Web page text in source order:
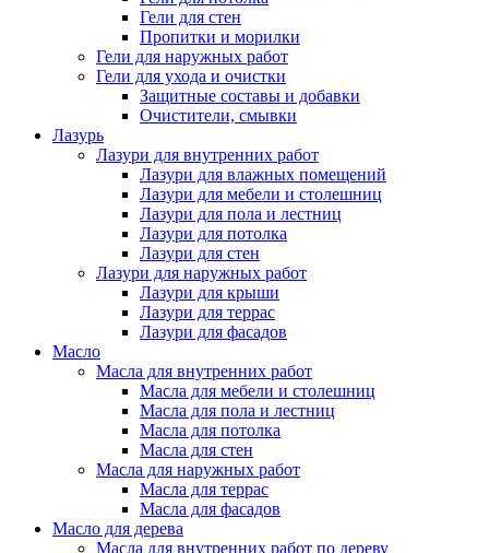
Гели для стен
Пропитки и морилки
Гели для наружных работ
Гели для ухода и очистки
Защитные составы и добавки
Очистители, смывки
Лазурь
Лазури для внутренних работ
Лазури для влажных помещений
Лазури для мебели и столешниц
Лазури для пола и лестниц
Лазури для потолка
Лазури для стен
Лазури для наружных работ
Лазури для крыши
Лазури для террас
Лазури для фасадов
Масло
Масла для внутренних работ
Масла для мебели и столешниц
Масла для пола и лестниц
Масла для потолка
Масла для стен
Масла для наружных работ
Масла для террас
Масла для фасадов
Масло для дерева
Масла для внутренних работ по дереву